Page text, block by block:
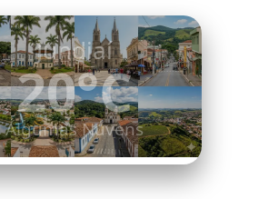
Itatiba
21°C
Nuvens Dispersas